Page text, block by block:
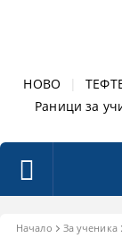
НОВО
Раници за
Начало За ученика